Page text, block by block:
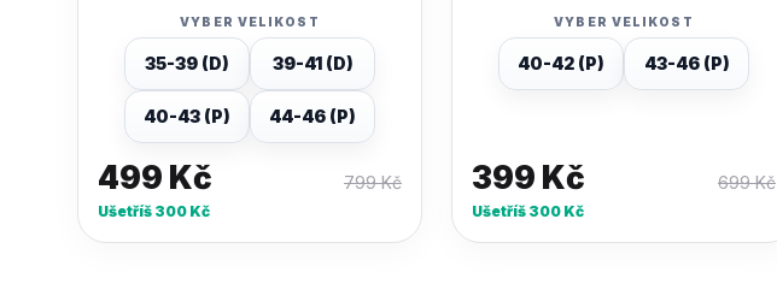
VYBER VELIKOST
35-39 (D) 39-41 (D)
40-43 (P) 44-46 (P)
499 Kč 799Kč
Ušetříš 300 Kč
VYBER VELIKOST
40-42 (P) 43-46 (P)
399 Kč 699Kč
Ušetříš 300 Kč